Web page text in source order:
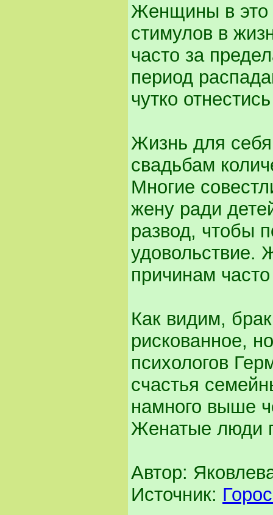
Женщины в это
стимулов в
часто за
период
чутко
Жизнь для
свадьбам
Многие
жену ради
развод, чтобы
причинам
Как видим,
рискованное,
психологов
счастья
намного выше
Женатые люди
Автор:
Источник: